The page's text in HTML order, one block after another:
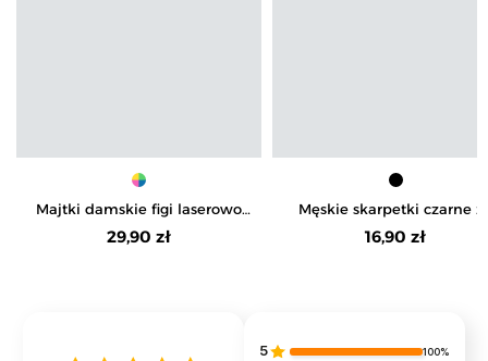
Majtki damskie figi laserowo
cięte z koronkowym tyłem 3-
pak
29,90 zł
Męskie skarpetki czarne
kostkę ze ściągaczami 3-
16,90 zł
5 100%